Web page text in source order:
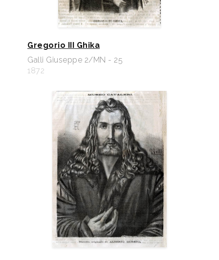
Gregorio III Ghika
Galli Giuseppe 2/MN - 25
1872